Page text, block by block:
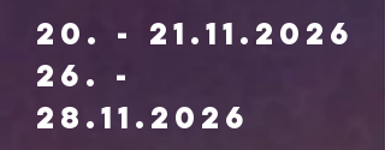
20. - 21.11.2026
26. -
28.11.2026